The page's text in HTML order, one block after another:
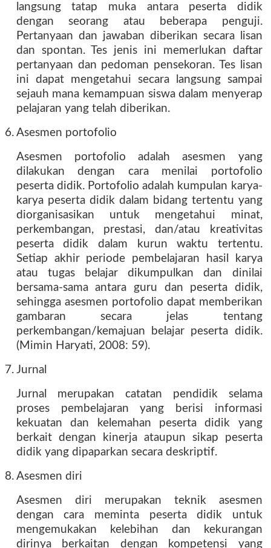
langsung tatap muka antara peserta didik
dengan seorang atau beberapa penguji.
Pertanyaan dan jawaban diberikan secara lisan
dan spontan. Tes jenis ini memerlukan daftar
pertanyaan dan pedoman pensekoran. Tes lisan
ini dapat mengetahui secara langsung sampai
sejauh mana kemampuan siswa dalam menyerap
pelajaran yang telah diberikan.
6. Asesmen portofolio
Asesmen portofolio adalah asesmen yang
dilakukan dengan cara menilai portofolio
peserta didik. Portofolio adalah kumpulan karya-
karya peserta didik dalam bidang tertentu yang
diorganisasikan untuk mengetahui minat,
perkembangan, prestasi, dan/atau kreativitas
peserta didik dalam kurun waktu tertentu.
Setiap akhir periode pembelajaran hasil karya
atau tugas belajar dikumpulkan dan dinilai
bersama-sama antara guru dan peserta didik,
sehingga asesmen portofolio dapat memberikan
gambaran secara jelas tentang
perkembangan/kemajuan belajar peserta didik.
(Mimin Haryati, 2008: 59).
7. Jurnal
Jurnal merupakan catatan pendidik selama
proses pembelajaran yang berisi informasi
kekuatan dan kelemahan peserta didik yang
berkait dengan kinerja ataupun sikap peserta
didik yang dipaparkan secara deskriptif.
8. Asesmen diri
Asesmen diri merupakan teknik asesmen
dengan cara meminta peserta didik untuk
mengemukakan kelebihan dan kekurangan
dirinya berkaitan dengan kompetensi yang